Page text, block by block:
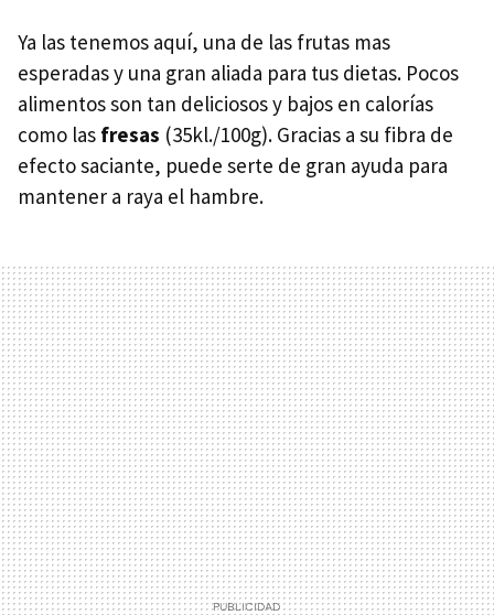
Ya las tenemos aquí, una de las frutas mas
esperadas y una gran aliada para tus dietas. Pocos
alimentos son tan deliciosos y bajos en calorías
como las fresas (35kl./100g). Gracias a su fibra de
efecto saciante, puede serte de gran ayuda para
mantener a raya el hambre.